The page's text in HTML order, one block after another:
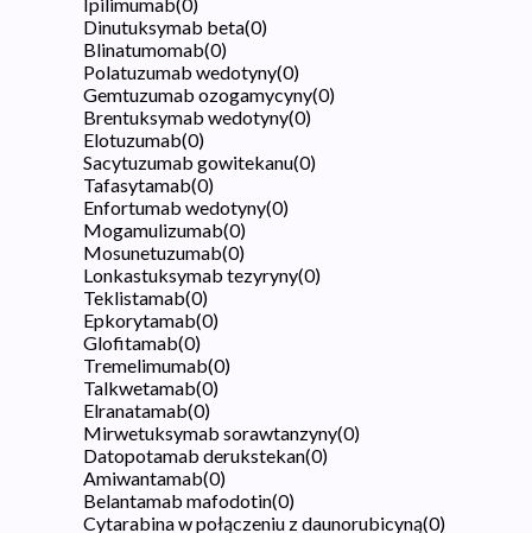
Dinutuksymab beta(0)
Blinatumomab(0)
Polatuzumab wedotyny(0)
Gemtuzumab ozogamycyny(0)
Brentuksymab wedotyny(0)
Elotuzumab(0)
Sacytuzumab gowitekanu(0)
Tafasytamab(0)
Enfortumab wedotyny(0)
Mogamulizumab(0)
Mosunetuzumab(0)
Lonkastuksymab tezyryny(0)
Teklistamab(0)
Epkorytamab(0)
Glofitamab(0)
Tremelimumab(0)
Talkwetamab(0)
Elranatamab(0)
Mirwetuksymab sorawtanzyny(0)
Datopotamab derukstekan(0)
Amiwantamab(0)
Belantamab mafodotin(0)
Cytarabina w połączeniu z daunorubicyną(0)